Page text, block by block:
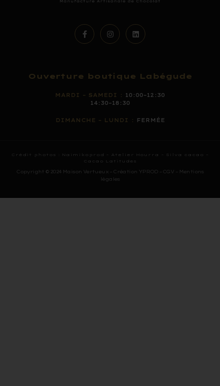
Ouverture boutique Labégude
MARDI – SAMEDI :
10:00–12:30
14:30–18:30
DIMANCHE – LUNDI : FERMÉE
Crédit photos : Naimikoprod Atelier Hourra – Silva cacao –
Cacao Latitudes
Copyright © 2024 Maison Vertueux – Création YPROD – CGV – Mentions
légales